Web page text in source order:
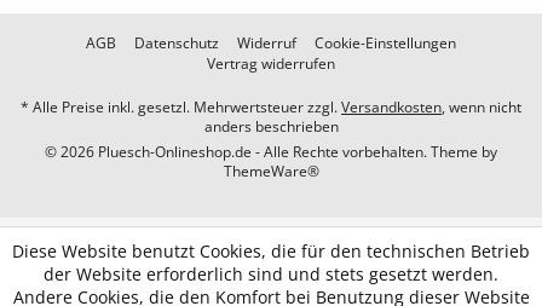
AGB Datenschutz Widerruf
Cookie-Einstellungen
Vertrag widerrufen
* Alle Preise inkl. gesetzl. Mehrwertsteuer zzgl.Versandkosten, wenn nicht
anders beschrieben
© 2026 Pluesch-Onlineshop.de - Alle Rechte vorbehalten. Theme by
ThemeWare®
Diese Website benutzt Cookies, die für den technischen Betrieb
der Website erforderlich sind und stets gesetzt werden.
Andere Cookies, die den Komfort bei Benutzung dieser Website